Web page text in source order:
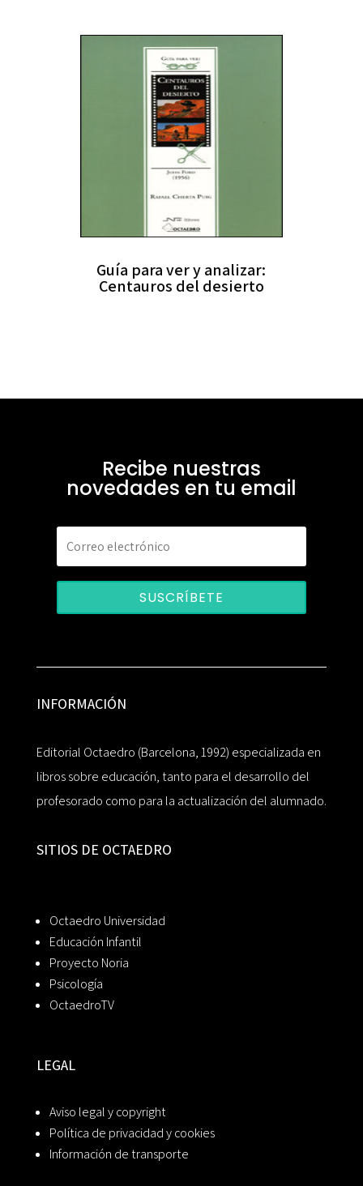
Guía para ver y analizar:
Centauros del desierto
Recibe nuestras
novedades en tu email
SUSCRÍBETE
INFORMACIÓN
Editorial Octaedro (Barcelona, 1992) especializada en
libros sobre educación, tanto para el desarrollo del
profesorado como para la actualización del alumnado.
SITIOS DE OCTAEDRO
Octaedro Universidad
Educación Infantil
Proyecto Noria
Psicología
OctaedroTV
LEGAL
Aviso legal y copyright
Política de privacidad y cookies
Información de transporte